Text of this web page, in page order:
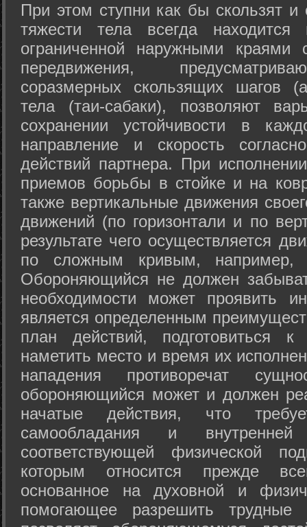
При этом ступни как бы скользят
тяжести тела всегда
ограниченной наружными краями
передвижения,
соразмерных скользящих шагов
тела (таи-сабаки), позволяют
сохранении устойчивости в
направление и скорость
действий партнера. При
приемов борьбы в стойке и на
также вертикальные движения
движений (по горизонтали и по
результате чего осуществляется
по сложным кривым, например,
Обороняющийся не должен
необходимости может проявить
является определенным
план действий, подготовиться
наметить место и время их
нападения противоречат
обороняющийся может и должен
начатые действия, что
самообладания и
соответствующей физической
которым относится прежде
основанное на духовной и
помогающее разрешить